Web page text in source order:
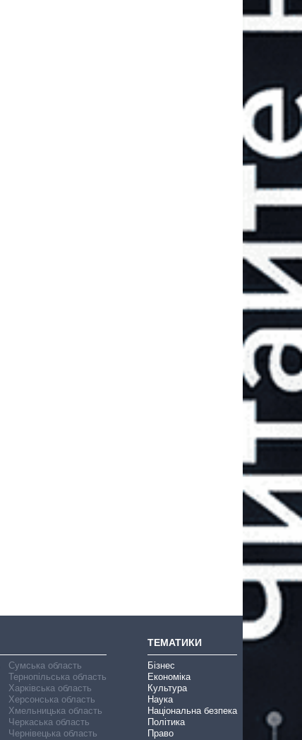
Сумська область
Тернопільська область
Харківська область
Херсонська область
Хмельницька область
Черкаська область
Чернівецька область
ТЕМАТИКИ
Бізнес
Економіка
Культура
Наука
Національна безпека
Політика
Право